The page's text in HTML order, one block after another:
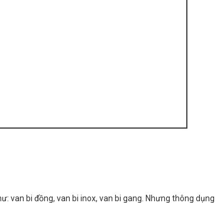
van bi đồng, van bi inox, van bi gang. Nhưng thông dụng